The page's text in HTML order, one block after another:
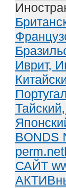
Иврит,
Тайский,
BONDS
САЙТ